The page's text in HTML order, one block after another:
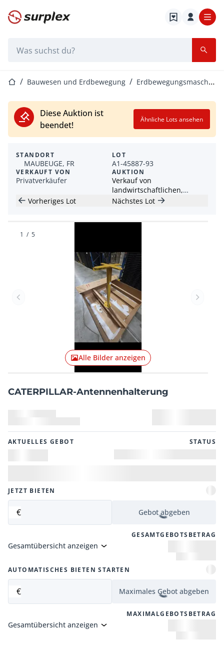
Startseite
StartseiteBauwesen und Erdbewegung Erdbewegungsmaschinen
Diese Auktion ist
beendet!
Ähnliche Lots ansehen
STANDORT
MAUBEUGE, FR
VERKAUFT VON
Privatverkäufer
LOT
A1-45887-93
AUKTION
Verkauf von
landwirtschaftlichen,
Erdbewegungs-, Logistik-,
Vorheriges Lot Nächstes Lot
Vorheriger Artikel
Alle Bilder anzeigen
1 / 5
CATERPILLAR-Antennenhalterung
AKTUELLES GEBOT STATUS
JETZT BIETEN
€ Gebot abgeben
GESAMTGEBOTSBETRAG
Gesamtübersicht anzeigen
AUTOMATISCHES BIETEN STARTEN
€ Maximales Gebot abgeben
MAXIMALGEBOTSBETRAG
Gesamtübersicht anzeigen